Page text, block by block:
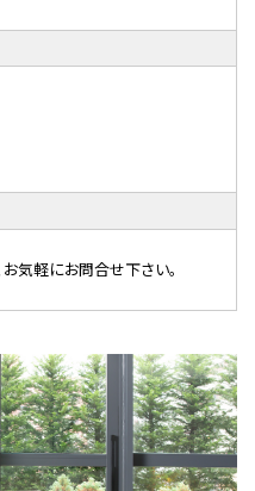
気軽にお問合せ下さい。